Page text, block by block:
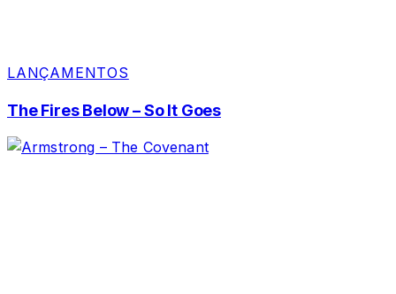
LANÇAMENTOS
The Fires Below – So It Goes